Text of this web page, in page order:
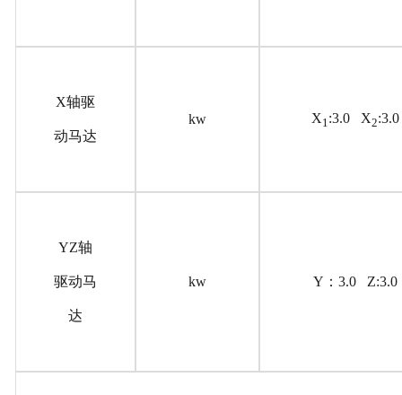
X轴驱
动马达
kw X1:3.0 X2:3.0
YZ轴
驱动马
达
kw Y：3.0 Z:3.0